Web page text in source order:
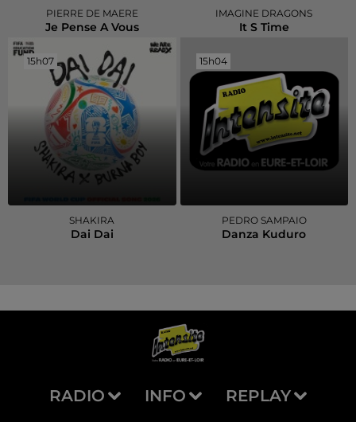
PIERRE DE MAERE
Je Pense A Vous
IMAGINE DRAGONS
It S Time
15h07
15h07
SHAKIRA
Dai Dai
15h04
15h04
PEDRO SAMPAIO
Danza Kuduro
RADIO INFO REPLAY